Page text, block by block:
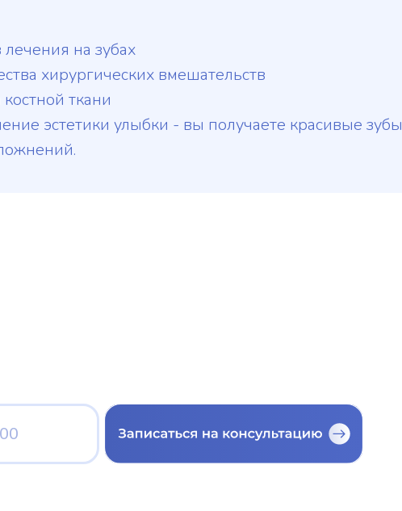
на зубах
хирургических вмешательств
ткани
эстетики улыбки - вы получаете красивые зубы